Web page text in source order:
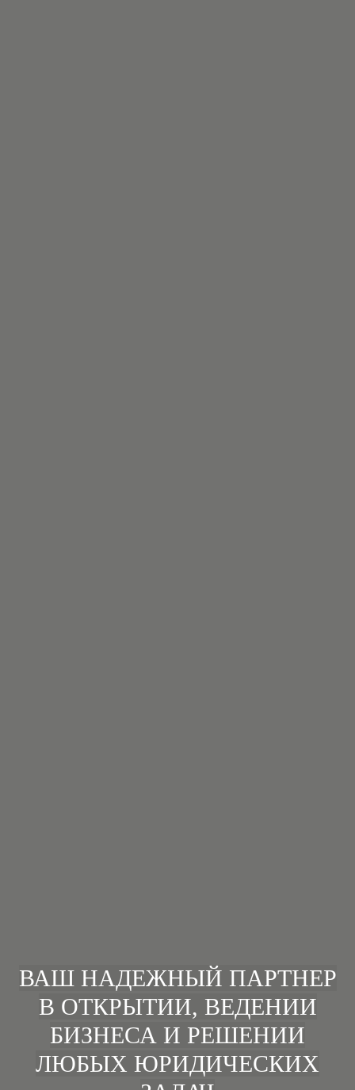
ВАШ НАДЕЖНЫЙ ПАРТНЕР
В ОТКРЫТИИ, ВЕДЕНИИ
БИЗНЕСА И РЕШЕНИИ
ЛЮБЫХ ЮРИДИЧЕСКИХ